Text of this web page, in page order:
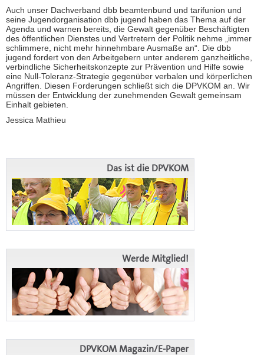
Auch unser Dachverband dbb beamtenbund und tarifunion und
seine Jugendorganisation dbb jugend haben das Thema auf der
Agenda und warnen bereits, die Gewalt gegenüber Beschäftigten
des öffentlichen Dienstes und Vertretern der Politik nehme „immer
schlimmere, nicht mehr hinnehmbare Ausmaße an“. Die dbb
jugend fordert von den Arbeitgebern unter anderem ganzheitliche,
verbindliche Sicherheitskonzepte zur Prävention und Hilfe sowie
eine Null-Toleranz-Strategie gegenüber verbalen und körperlichen
Angriffen. Diesen Forderungen schließt sich die DPVKOM an. Wir
müssen der Entwicklung der zunehmenden Gewalt gemeinsam
Einhalt gebieten.
Jessica Mathieu
Das ist die DPVKOM
Werde Mitglied!
DPVKOM Magazin/E-Paper